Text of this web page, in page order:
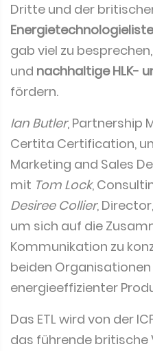
Dritte und der
Energietechnologieliste
gab viel zu
und nachhaltige HLK-
fördern.
Ian Butler, Partnership
Certita Certification,
Marketing and Sales
mit Tom Lock,
Desiree Collier,
um sich auf die
Kommunikation zu
beiden
energieeffizienter
Das ETL wird von der
das führende britische